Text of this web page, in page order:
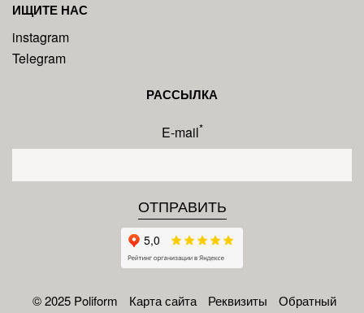
ИЩИТЕ НАС
instagram
Telegram
РАССЫЛКА
E-mail*
© 2025 Poliform Карта сайта Реквизиты Обратный